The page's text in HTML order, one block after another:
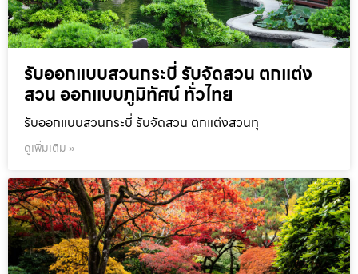
รับออกแบบสวนกระบี่ รับจัดสวน ตกแต่ง
สวน ออกแบบภูมิทัศน์ ทั่วไทย
รับออกแบบสวนกระบี่ รับจัดสวน ตกแต่งสวนทุ
ดูเพิ่มเติม »